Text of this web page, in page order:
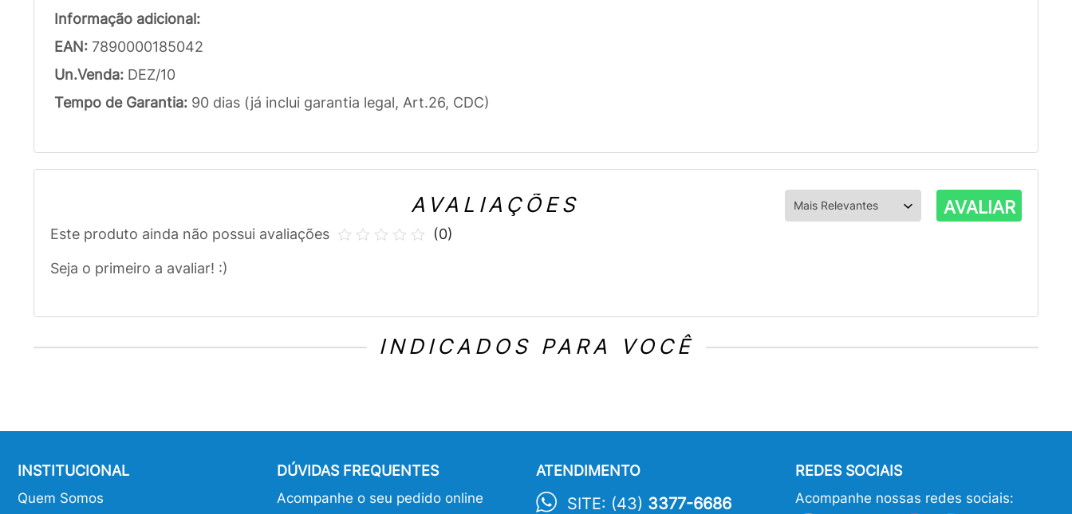
Informação adicional:
EAN: 7890000185042
Un.Venda: DEZ/10
Tempo de Garantia: 90 dias (já inclui garantia legal, Art.26, CDC)
AVALIAÇÕES AVALIAR
Este produto ainda não possui avaliações
Seja o primeiro a avaliar! :)
(0)
INDICADOS PARA VOCÊ
INSTITUCIONAL
Quem Somos
DÚVIDAS FREQUENTES
Acompanhe o seu pedido online
ATENDIMENTO
SITE: (43) 3377-6686
REDES SOCIAIS
Acompanhe nossas redes sociais: